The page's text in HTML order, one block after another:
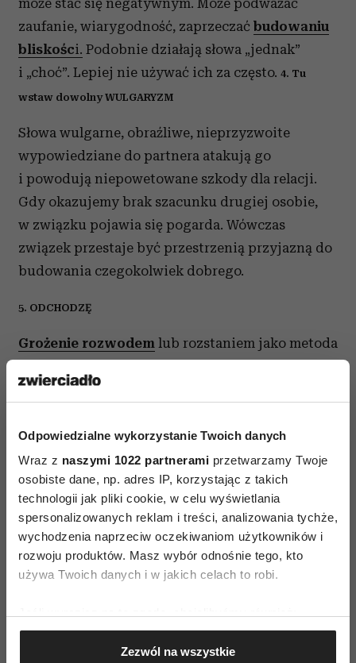
Odpowiedzialne wykorzystanie Twoich danych
Wraz z naszymi 1022 partnerami przetwarzamy Twoje
osobiste dane, np. adres IP, korzystając z takich
technologii jak pliki cookie, w celu wyświetlania
spersonalizowanych reklam i treści, analizowania tychże,
wychodzenia naprzeciw oczekiwaniom użytkowników i
rozwoju produktów. Masz wybór odnośnie tego, kto
używa Twoich danych i w jakich celach to robi.
Gromadzić dane dotyczące Twojej lokalizacji
geograficznej z dokładnością nawet do kilku metrów
Zezwól na wszystkie
może stać się negatywnym. Może podważać
zaufanie, wiarygodność, zaprzeczać budowaniu
bliskości. Podobnie działają słowa „jednak”
i „choć”. Lepiej nie używać ich za często. 4. Tu
wstaw dowolny WULGARYZM
Słowa wulgarne, obraźliwe, nieprzyzwoite
wypowiedziane do partnera atakują go
i powodują niepowetowane szkody dla relacji.
Gdy okazujemy brak szacunku drugiej osobie,
w związku pojawia się pogarda. Wówczas
związek przestaje być przestrzenią przyjazną do
budowania czegokolwiek dobrego.
5. ODCHODZĘ
Grożenie rozwodem lub rozstaniem jako metoda
komunikacji i konstruktywnemu rozwiązywaniu
spowodowany szantażowaniem, co w sposób
naturalny oddala a nie zbliża. Decydowanie się
na rozstaniejest poważnym krokiem, o którym
lepiej poinformować wtedy, kiedy naprawdę to
rozważamy.
PROBLEMY W ZWIĄZKU